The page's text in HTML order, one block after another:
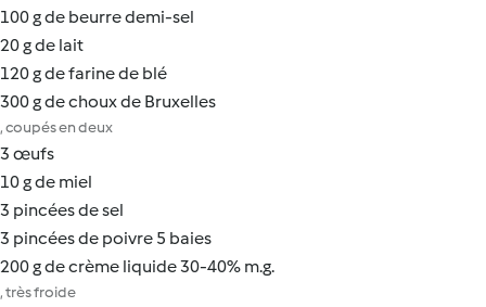
100 g de beurre demi-sel
20 g de lait
120 g de farine de blé
300 g de choux de Bruxelles
, coupés en deux
3 œufs
10 g de miel
3 pincées de sel
3 pincées de poivre 5 baies
200 g de crème liquide 30-40% m.g.
, très froide